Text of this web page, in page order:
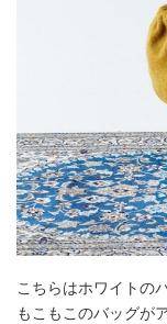
こちらはホワイトの
もこもこのバッグが